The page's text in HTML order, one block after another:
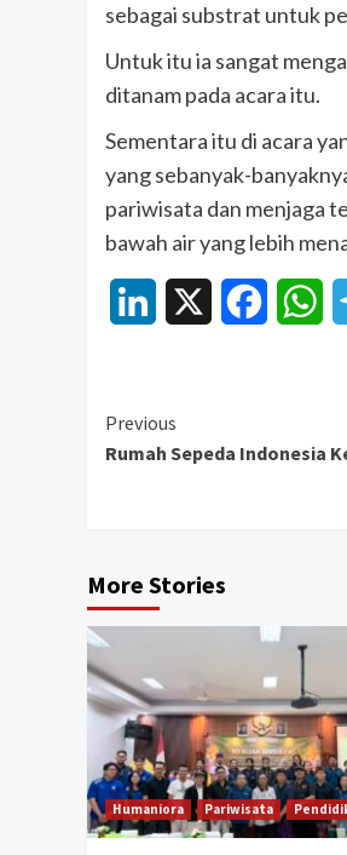
sebagai substrat untuk
Untuk itu ia sangat
ditanam pada acara itu.
Sementara itu di acara
yang sebanyak-
pariwisata dan menjaga
bawah air yang lebih
LinkedIn
Continue
Reading
Previous
Rumah Sepeda Indonesia
More Stories
Humaniora Pariwisata